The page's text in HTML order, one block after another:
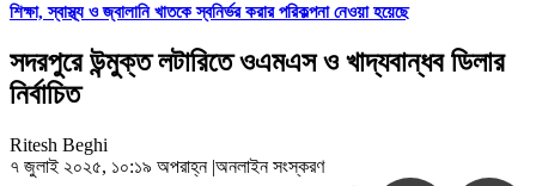
শিক্ষা, স্বাস্থ্য ও জ্বালানি খাতকে স্বনির্ভর করার পরিকল্পনা নেওয়া হয়েছে
সদরপুরে উন্মুক্ত লটারিতে ওএমএস ও খাদ্যবান্ধব ডিলার
নির্বাচিত
Ritesh Beghi
৭ জুলাই ২০২৫, ১০:১৯ অপরাহ্ন |অনলাইন সংস্করণ